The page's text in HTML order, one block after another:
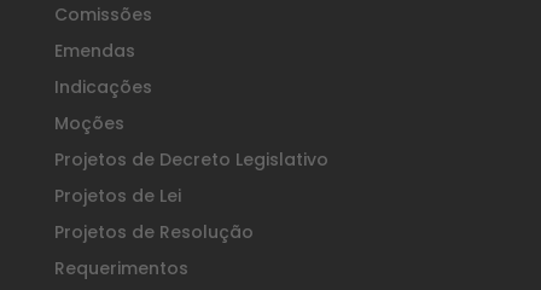
Comissões
Emendas
Indicações
Moções
Projetos de Decreto Legislativo
Projetos de Lei
Projetos de Resolução
Requerimentos